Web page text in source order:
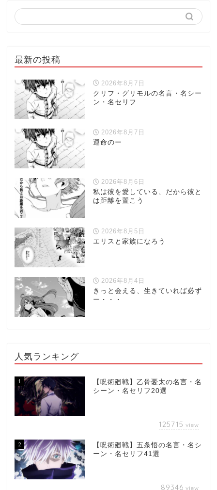
最新の投稿
2026年8月7日
クリフ・グリモルの名言・名シー
ン・名セリフ
2026年8月7日
運命のー
2026年8月6日
私は彼を愛している、だから彼と
は距離を置こう
2026年8月5日
エリスと家族になろう
2026年8月4日
きっと会える、生きていれば必ず
ー・・・
人気ランキング
1
【呪術廻戦】乙骨憂太の名言・名
シーン・名セリフ20選
125715 view
2
【呪術廻戦】五条悟の名言・名シ
ーン・名セリフ41選
89346 view